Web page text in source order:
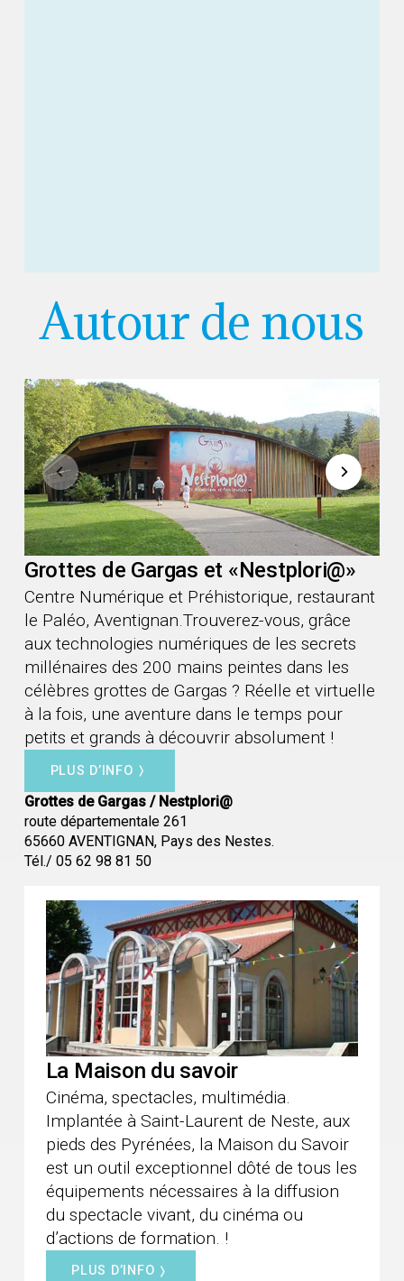
Autour de nous
Grottes de Gargas et «Nestplori@»
Centre Numérique et Préhistorique, restaurant
le Paléo, Aventignan.Trouverez-vous, grâce
aux technologies numériques de les secrets
millénaires des 200 mains peintes dans les
célèbres grottes de Gargas ? Réelle et virtuelle
à la fois, une aventure dans le temps pour
petits et grands à découvrir absolument !
PLUS D’INFO
Grottes de Gargas / Nestplori@
route départementale 261
65660 AVENTIGNAN, Pays des Nestes.
Tél./ 05 62 98 81 50
La Maison du savoir
Cinéma, spectacles, multimédia.
Implantée à Saint-Laurent de Neste, aux
pieds des Pyrénées, la Maison du Savoir
est un outil exceptionnel dôté de tous les
équipements nécessaires à la diffusion
du spectacle vivant, du cinéma ou
d’actions de formation. !
PLUS D’INFO